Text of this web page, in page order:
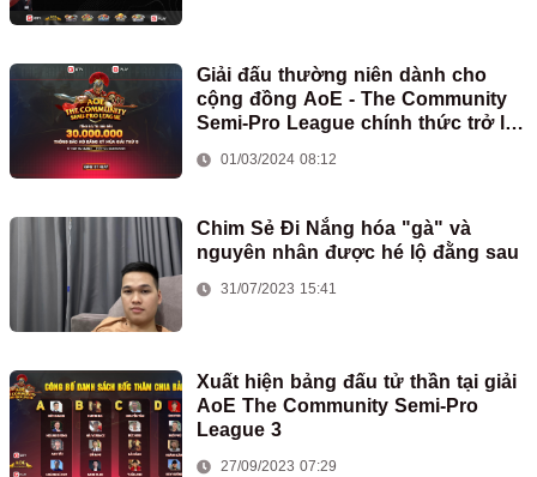
Giải đấu thường niên dành cho
cộng đồng AoE - The Community
Semi-Pro League chính thức trở lại
01/03/2024 08:12
Chim Sẻ Đi Nắng hóa "gà" và
nguyên nhân được hé lộ đằng sau
31/07/2023 15:41
Xuất hiện bảng đấu tử thần tại giải
AoE The Community Semi-Pro
League 3
27/09/2023 07:29